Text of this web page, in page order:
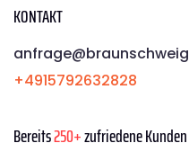
KONTAKT
+4915792632828
Bereits250+zufriedene